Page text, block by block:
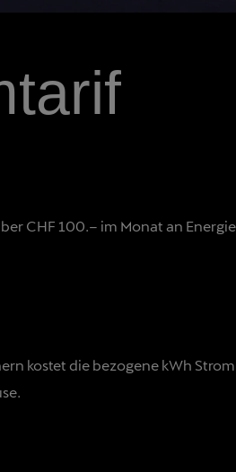
CHF 100.– im Monat an
kostet die bezogene kWh